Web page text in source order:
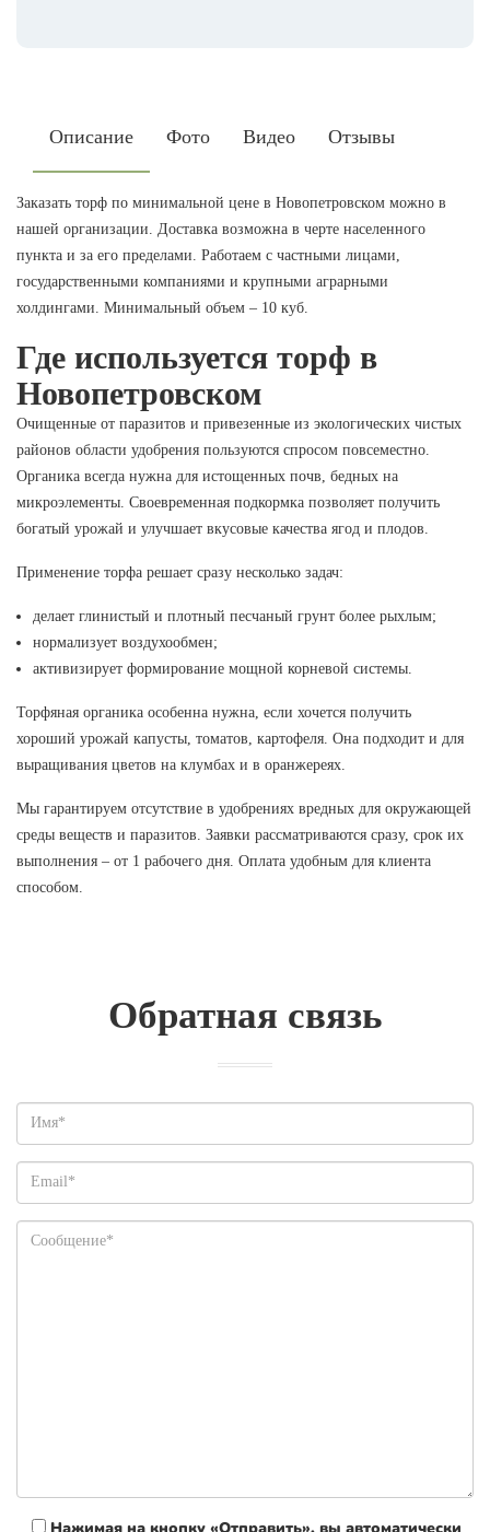
Описание Фото Видео Отзывы
Заказать торф по минимальной цене в Новопетровском можно в
нашей организации. Доставка возможна в черте населенного
пункта и за его пределами. Работаем с частными лицами,
государственными компаниями и крупными аграрными
холдингами. Минимальный объем – 10 куб.
Где используется торф в
Новопетровском
Очищенные от паразитов и привезенные из экологических чистых
районов области удобрения пользуются спросом повсеместно.
Органика всегда нужна для истощенных почв, бедных на
микроэлементы. Своевременная подкормка позволяет получить
богатый урожай и улучшает вкусовые качества ягод и плодов.
Применение торфа решает сразу несколько задач:
делает глинистый и плотный песчаный грунт более рыхлым;
нормализует воздухообмен;
активизирует формирование мощной корневой системы.
Торфяная органика особенна нужна, если хочется получить
хороший урожай капусты, томатов, картофеля. Она подходит и для
выращивания цветов на клумбах и в оранжереях.
Мы гарантируем отсутствие в удобрениях вредных для окружающей
среды веществ и паразитов. Заявки рассматриваются сразу, срок их
выполнения – от 1 рабочего дня. Оплата удобным для клиента
способом.
Обратная связь